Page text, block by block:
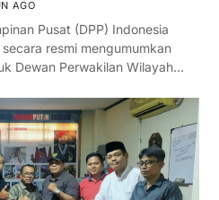
AGO
Pusat (DPP) Indonesia
resmi mengumumkan
Dewan Perwakilan Wilayah…